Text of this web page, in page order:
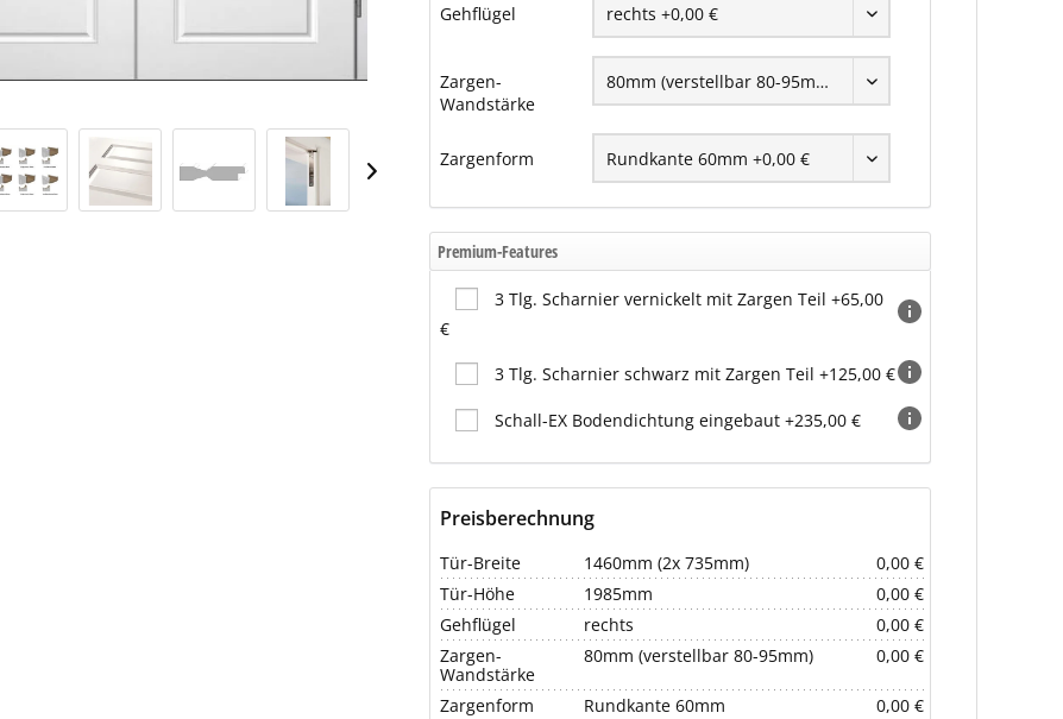
Gehflügel
Zargen-
Wandstärke
Zargenform
Premium-Features
3 Tlg. Scharnier vernickelt mit Zargen Teil +65,00
€
3 Tlg. Scharnier schwarz mit Zargen Teil +125,00 €
Schall-EX Bodendichtung eingebaut +235,00 €
Preisberechnung
Tür-Breite 1460mm (2x 735mm)
0,00 €
Tür-Höhe
1985mm
0,00 €
Gehflügel
rechts
0,00 €
Zargen-
Wandstärke
80mm (verstellbar 80-95mm) 0,00 €
Zargenform Rundkante 60mm 0,00 €